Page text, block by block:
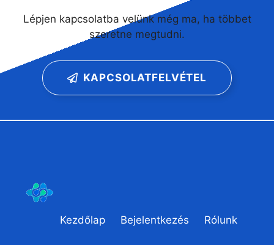
Lépjen kapcsolatba velünk még ma, ha többet
szeretne megtudni.
KAPCSOLATFELVÉTEL
Kezdőlap Bejelentkezés Rólunk